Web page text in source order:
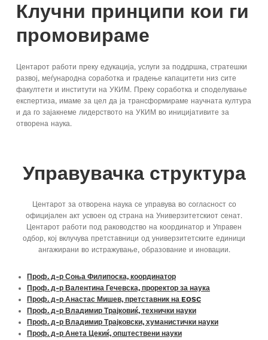
Клучни принципи кои ги
промовираме
Центарот работи преку едукација, услуги за поддршка, стратешки
развој, меѓународна соработка и градење капацитети низ сите
факултети и институти на УКИМ. Преку соработка и споделување
експертиза, имаме за цел да ја трансформираме научната култура
и да го зајакнеме лидерството на УКИМ во иницијативите за
отворена наука.
Управувачка структура
Центарот за отворена наука се управува во согласност со
официјален акт усвоен од страна на Универзитетскиот сенат.
Центарот работи под раководство на координатор и Управен
одбор, кој вклучува претставници од универзитетските единици
ангажирани во истражување, образование и иновации.
Проф. д-р Соња Филипоска, координатор
Проф. д-р Валентина Гечевска, проректор за наука
Проф. д-р Анастас Мишев, претставник на EOSC
Проф. д-р Владимир Трајковиќ, технички науки
Проф. д-р Владимир Трајковски, хуманистички науки
Проф. д-р Анета Цекиќ, општествени науки